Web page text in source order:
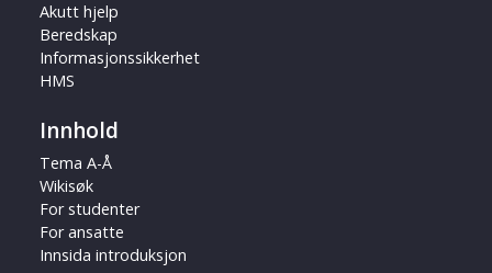
Akutt hjelp
Beredskap
Informasjonssikkerhet
HMS
Innhold
Tema A-Å
Wikisøk
For studenter
For ansatte
Innsida introduksjon